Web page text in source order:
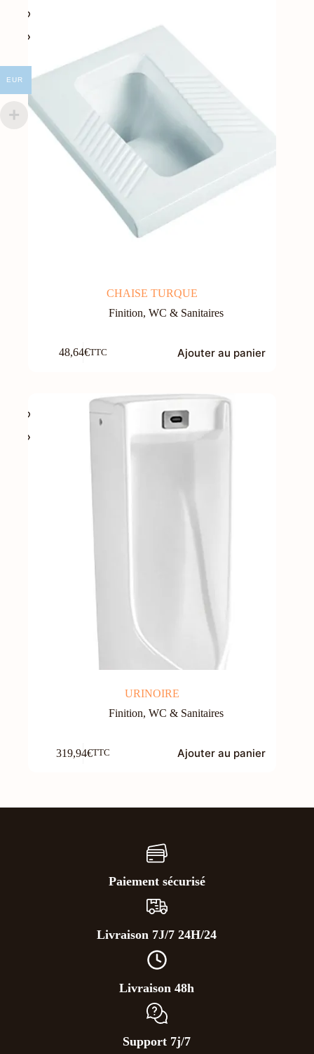
CHAISE TURQUE
Finition,WC & Sanitaires
48,64€TTC Ajouter au panier
URINOIRE
Finition,WC & Sanitaires
319,94€TTC Ajouter au panier
Paiement sécurisé
Livraison 7J/7 24H/24
Livraison 48h
Support 7j/7
EUR